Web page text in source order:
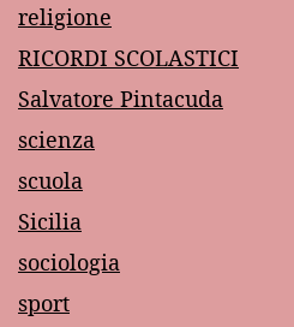
religione
RICORDI SCOLASTICI
Salvatore Pintacuda
scienza
scuola
Sicilia
sociologia
sport